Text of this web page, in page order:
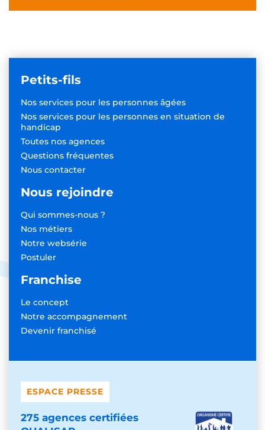
Petits-fils
Nos services pour les personnes âgées
Nos services pour les personnes en situation de
handicap
Toutes nos agences
Questions fréquentes
Nous contacter
Nous rejoindre
Qui sommes-nous ?
Nos métiers
Notre websérie
Postuler
Franchise
Le concept
Notre accompagnement
Devenir franchisé
ESPACE PRESSE
275 agences certifiées